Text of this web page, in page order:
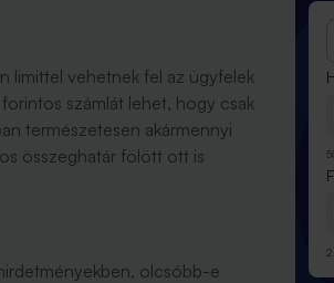
limittel vehetnek fel az ügyfelek
számlát lehet, hogy csak
természetesen akármennyi
összeghatár fölött ott is
olcsóbb-e
2